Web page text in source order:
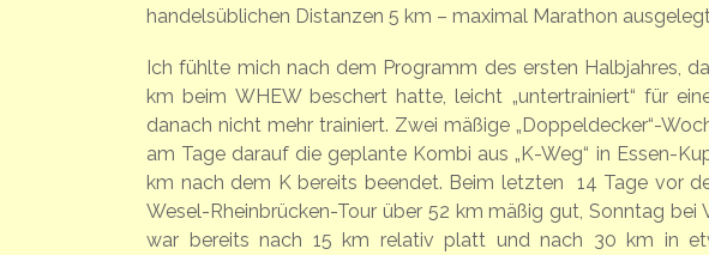
handelsüblichen Distanzen 5 km – maximal Marathon
Ich fühlte mich nach dem Programm des ersten Halbjahres,
km beim WHEW beschert hatte, leicht „untertrainiert“ für
danach nicht mehr trainiert. Zwei mäßige „Doppeldecker“-
am Tage darauf die geplante Kombi aus „K-Weg“ in Essen-
km nach dem K bereits beendet. Beim letzten 14 Tage vor
Wesel-Rheinbrücken-Tour über 52 km mäßig gut, Sonntag bei
war bereits nach 15 km relativ platt und nach 30 km in